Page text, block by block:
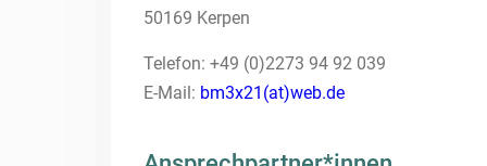
50169 Kerpen
Telefon: +49 (0)2273 94 92 039
E-Mail: bm3x21(at)web.de